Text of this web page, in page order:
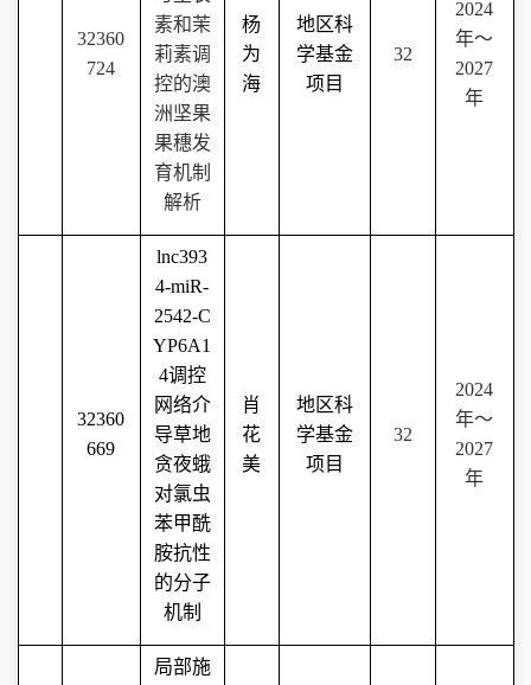
32360
724
素和茉
莉素调
控的澳
洲坚果
果穗发
育机制
解析
杨
为
海
地区科
学基金
项目
32
2024
年～
2027
年
32360
669
lnc393
4-miR-
2542-C
YP6A1
4调控
网络介
导草地
贪夜蛾
对氯虫
苯甲酰
胺抗性
的分子
机制
肖
花
美
地区科
学基金
项目
32
2024
年～
2027
年
局部施